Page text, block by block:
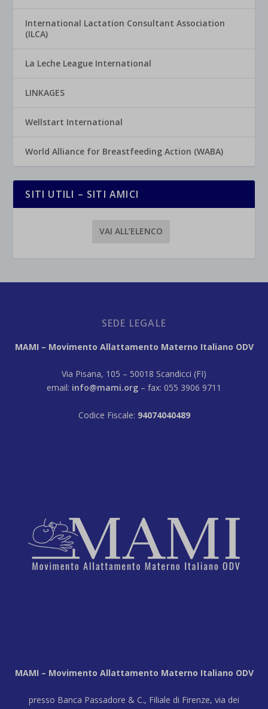
International Lactation Consultant Association
(ILCA)
La Leche League International
LINKAGES
Wellstart International
World Alliance for Breastfeeding Action (WABA)
SITI UTILI – SITI AMICI
VAI ALL’ELENCO
SEDE LEGALE
MAMI – Movimento Allattamento Materno Italiano ODV
Via Pisana, 105 – 50018 Scandicci (FI)
email: info@mami.org – fax: 055 3906 9711
Codice Fiscale: 94074040489
MAMI – Movimento Allattamento Materno Italiano ODV
presso Banca Passadore & C., Filiale di Firenze, via dei